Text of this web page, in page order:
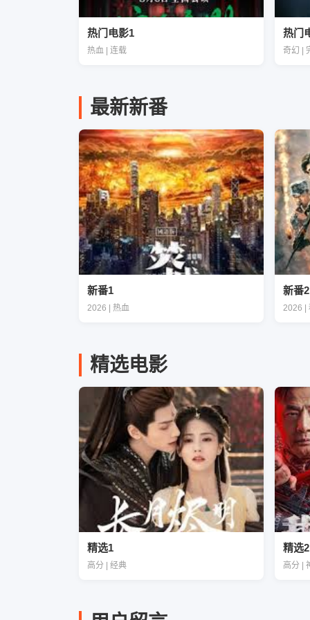
热门电影1
热血 | 连载
热门
奇幻 |
最新新番
新番1
2026 | 热血
新番2
2026 |
精选电影
精选1
高分 | 经典
精选2
高分 |